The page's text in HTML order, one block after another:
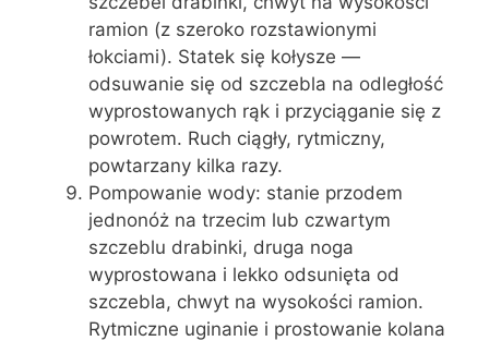
ramion (z szeroko rozstawionymi
łokciami). Statek się kołysze —
odsuwanie się od szczebla na odległość
wyprostowanych rąk i przyciąganie się z
powrotem. Ruch ciągły, rytmiczny,
powtarzany kilka razy.
Pompowanie wody: stanie przodem
jednonóż na trzecim lub czwartym
szczeblu drabinki, druga noga
wyprostowana i lekko odsunięta od
szczebla, chwyt na wysokości ramion.
Rytmiczne uginanie i prostowanie kolana